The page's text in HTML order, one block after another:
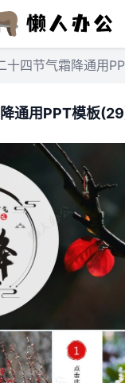
十四节气霜降通用
通用PPT模板